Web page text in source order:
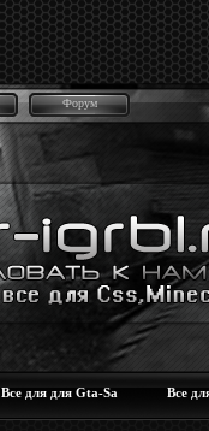
Форум
Все для для Gta-Sa Все